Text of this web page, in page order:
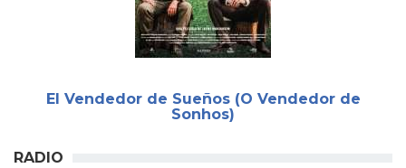
El Vendedor de Sueños (O Vendedor de
Sonhos)
RADIO